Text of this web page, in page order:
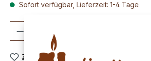
Sofort verfügbar, Lieferzeit: 1-4 Tage
Produkt Anzahl: Gib den
Zum Merkzettel hinzufügen